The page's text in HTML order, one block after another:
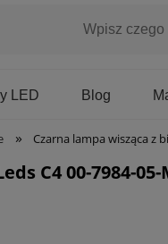
Blog
LED
» Czarna lampa wisząca z
C4 00-7984-05-